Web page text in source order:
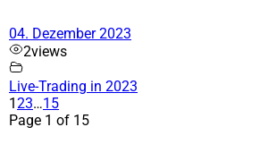
04. Dezember 2023
2views
Live-Trading in 2023
123…15
Page 1 of 15